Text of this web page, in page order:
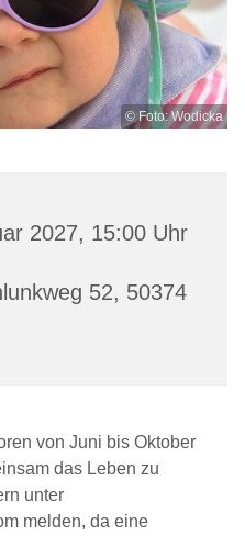
© Foto: Wodicka
2027, 15:00 Uhr
52, 50374
von Juni bis Oktober
das Leben zu
unter
melden, da eine